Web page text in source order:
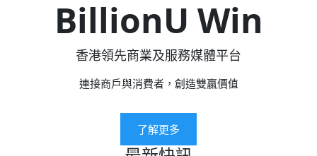
BillionU Win
香港領先商業及服務媒體平台
連接商戶與消費者，創造雙贏價值
了解更多